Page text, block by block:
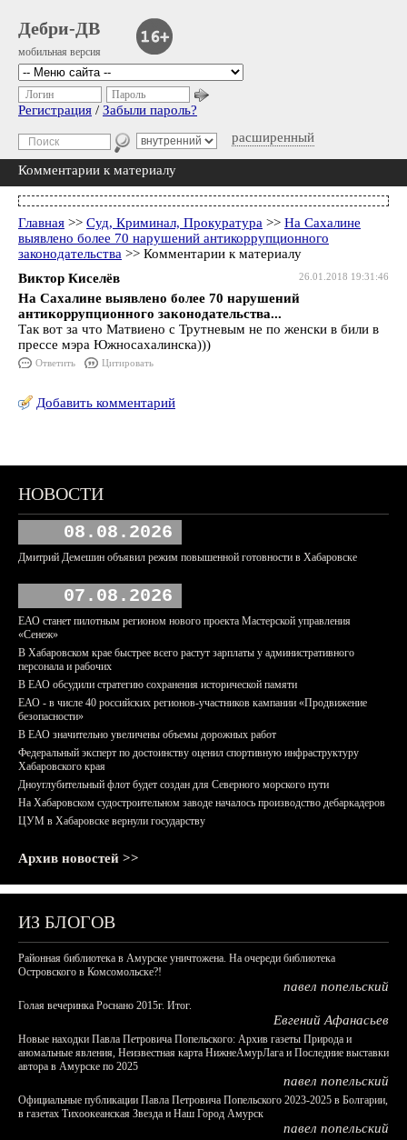
Дебри-ДВ
мобильная версия
расширенный
Логин Пароль
Регистрация / Забыли пароль?
Комментарии к материалу
Главная >> Суд, Криминал, Прокуратура >> На Сахалине
выявлено более 70 нарушений антикоррупционного
законодательства >> Комментарии к материалу
26.01.2018 19:31:46
Виктор Киселёв
На Сахалине выявлено более 70 нарушений
антикоррупционного законодательства...
Так вот за что Матвиено с Трутневым не по женски в били в
прессе мэра Южносахалинска)))
Ответить Цитировать
Добавить комментарий
НОВОСТИ
08.08.2026
Дмитрий Демешин объявил режим повышенной готовности в Хабаровске
07.08.2026
ЕАО станет пилотным регионом нового проекта Мастерской управления
«Сенеж»
В Хабаровском крае быстрее всего растут зарплаты у административного
персонала и рабочих
В ЕАО обсудили стратегию сохранения исторической памяти
ЕАО - в числе 40 российских регионов-участников кампании «Продвижение
безопасности»
В ЕАО значительно увеличены объемы дорожных работ
Федеральный эксперт по достоинству оценил спортивную инфраструктуру
Хабаровского края
Дноуглубительный флот будет создан для Северного морского пути
На Хабаровском судостроительном заводе началось производство дебаркадеров
ЦУМ в Хабаровске вернули государству
Архив новостей >>
ИЗ БЛОГОВ
Районная библиотека в Амурске уничтожена. На очереди библиотека
Островского в Комсомольске?!
павел попельский
Голая вечеринка Роснано 2015г. Итог.
Евгений Афанасьев
Новые находки Павла Петровича Попельского: Архив газеты Природа и
аномальные явления, Неизвестная карта НижнеАмурЛага и Последние выставки
автора в Амурске по 2025
павел попельский
Официальные публикации Павла Петровича Попельского 2023-2025 в Болгарии,
в газетах Тихоокеанская Звезда и Наш Город Амурск
павел попельский